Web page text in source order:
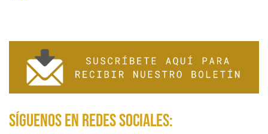
e
e
n
Síguenos en redes sociales: